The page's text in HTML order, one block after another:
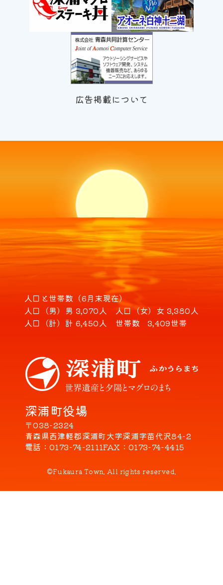
広告掲載について
深浦町役場
〒038-2324
青森県西津軽郡深浦町大字深浦字苗代沢84-2
電話
0173-74-2111FAX 0173-74-4415
人口と世帯数（6月末現在）
人口（男） 男 3,070人 人口（女） 女 3,380人
人口（計） 計 6,450人 世帯数 3,409世帯
©Fukaura Town. All rights reserved.